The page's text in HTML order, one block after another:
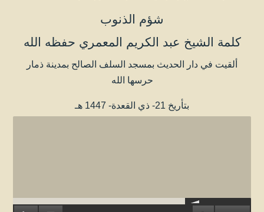
شؤم الذنوب
كلمة الشيخ عبد الكريم المعمري حفظه الله
ألقيت في دار الحديث بمسجد السلف الصالح بمدينة ذمار
حرسها الله
بتأريخ 21- ذي القعدة- 1447 هـ